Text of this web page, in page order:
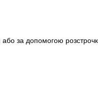
допомогою розстрочки